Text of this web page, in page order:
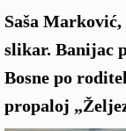
Saša
slikar. Banijac
Bosne po
propaloj